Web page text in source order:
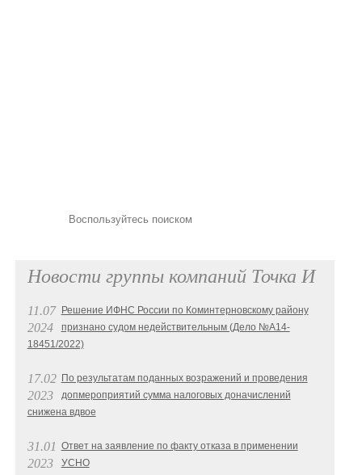
Новости группы компаний Точка И
11.07
2024
Решение ИФНС России по Коминтерновскому району
признано судом недействительным (Дело №А14-
18451/2022)
17.02
2023
По результатам поданных возражений и проведения
допмероприятий сумма налоговых доначислений
снижена вдвое
31.01
2023
Ответ на заявление по факту отказа в применении
УСНО